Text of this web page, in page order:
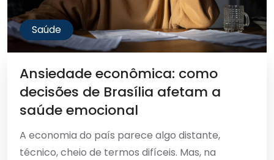
Saúde
Ansiedade econômica: como
decisões de Brasília afetam a
saúde emocional
A economia do país parece algo distante,
técnico, cheio de termos difíceis. Mas, na